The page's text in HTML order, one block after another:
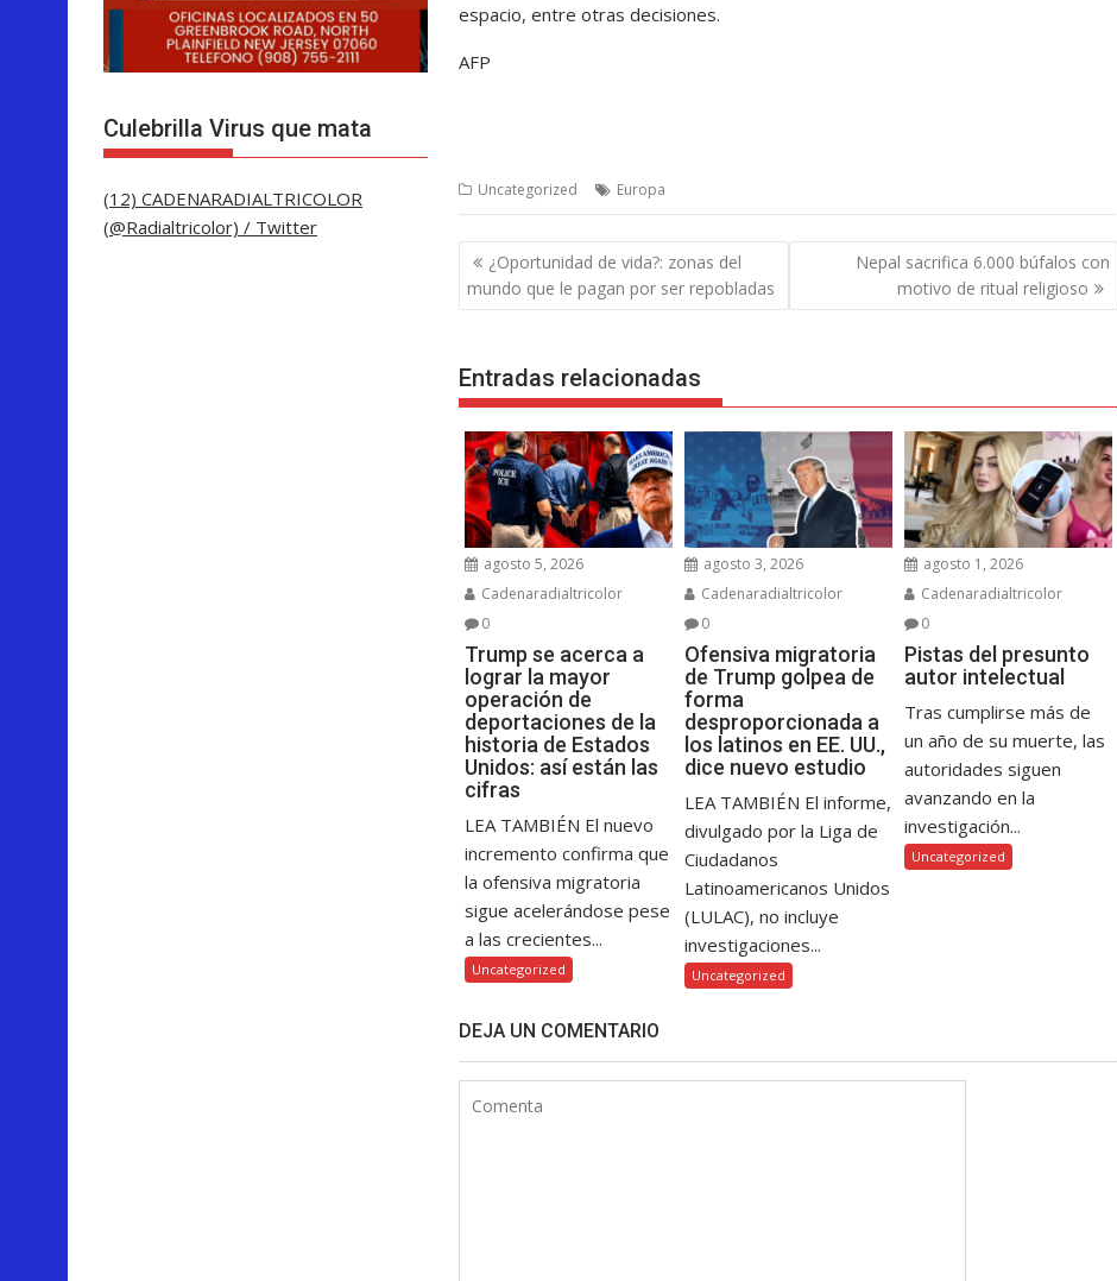
espacio, entre otras decisiones.
AFP
Uncategorized Europa
Navegación
de
entradas
¿Oportunidad de vida?: zonas del
mundo que le pagan por ser repobladas
Nepal sacrifica 6.000 búfalos con
motivo de ritual religioso
Entradas relacionadas
agosto 5, 2026
Cadenaradialtricolor
0
Trump se acerca a
lograr la mayor
operación de
deportaciones de la
historia de Estados
Unidos: así están las
cifras
LEA TAMBIÉN El nuevo
incremento confirma que
la ofensiva migratoria
sigue acelerándose pese
a las crecientes...
Uncategorized
agosto 3, 2026
Cadenaradialtricolor
0
Ofensiva migratoria
de Trump golpea de
forma
desproporcionada a
los latinos en EE. UU.,
dice nuevo estudio
LEA TAMBIÉN El informe,
divulgado por la Liga de
Ciudadanos
Latinoamericanos Unidos
(LULAC), no incluye
investigaciones...
Uncategorized
agosto 1, 2026
Cadenaradialtricolor
0
Pistas del presunto
autor intelectual
Tras cumplirse más de
un año de su muerte, las
autoridades siguen
avanzando en la
investigación...
Uncategorized
DEJA UN COMENTARIO
Culebrilla Virus que mata
(12) CADENARADIALTRICOLOR
(@Radialtricolor) / Twitter